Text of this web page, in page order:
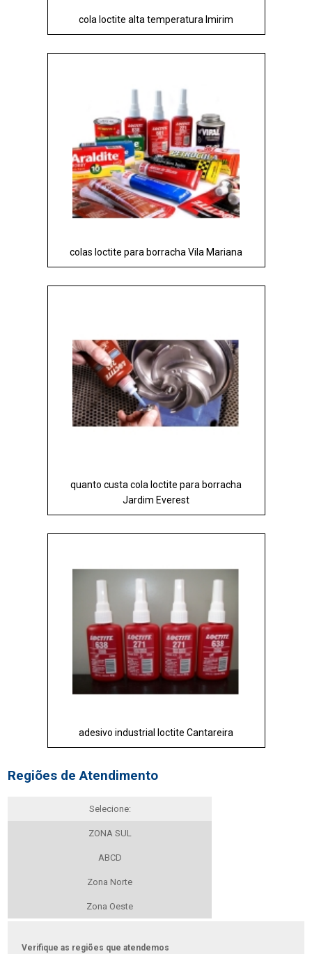
cola loctite alta temperatura Imirim
colas loctite para borracha Vila Mariana
quanto custa cola loctite para borracha
Jardim Everest
adesivo industrial loctite Cantareira
Regiões de Atendimento
Selecione:
ZONA SUL
ABCD
Zona Norte
Zona Oeste
Verifique as regiões que atendemos